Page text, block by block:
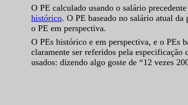
O PE calculado usando o salário
histórico. O PE baseado no salário atual
o PE em perspectiva.
O PEs histórico e em perspectiva, e o PEs
claramente ser referidos pela
usados: dizendo algo goste de “12 vezes